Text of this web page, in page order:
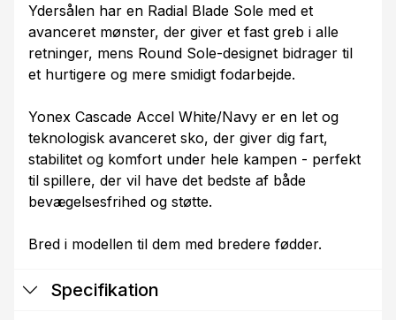
Ydersålen har en Radial Blade Sole med et
avanceret mønster, der giver et fast greb i alle
retninger, mens Round Sole-designet bidrager til
et hurtigere og mere smidigt fodarbejde.
Yonex Cascade Accel White/Navy er en let og
teknologisk avanceret sko, der giver dig fart,
stabilitet og komfort under hele kampen - perfekt
til spillere, der vil have det bedste af både
bevægelsesfrihed og støtte.
Bred i modellen til dem med bredere fødder.
Specifikation